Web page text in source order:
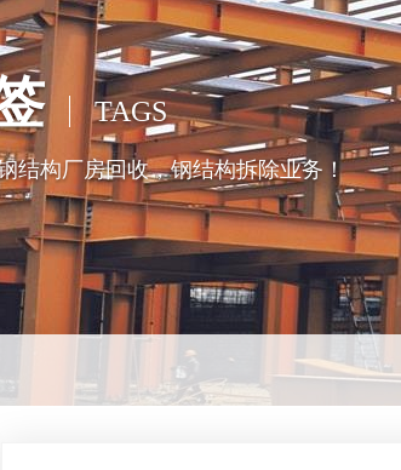
TAGS
结构厂房回收，钢结构拆除业务！